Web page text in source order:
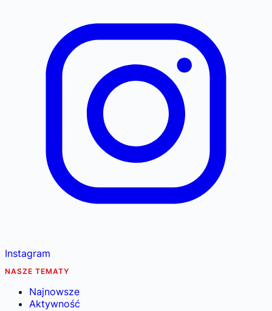
Instagram
NASZE TEMATY
Najnowsze
Aktywność